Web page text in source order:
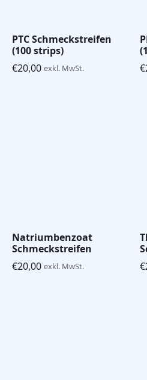
PTC Schmeckstreifen
(100 strips)
€20,00 exkl. MwSt.
€
Natriumbenzoat
Schmeckstreifen
€20,00 exkl. MwSt.
€